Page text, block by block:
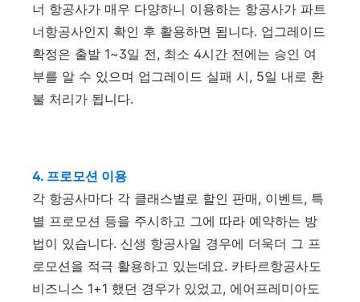
너 항공사가 매우 다양하니 이용하는 항공사가 파트
너항공사인지 확인 후 활용하면 됩니다. 업그레이드
확정은 출발 1~3일 전, 최소 4시간 전에는 승인 여
부를 알 수 있으며 업그레이드 실패 시, 5일 내로 환
불 처리가 됩니다.
4. 프로모션 이용
각 항공사마다 각 클래스별로 할인 판매, 이벤트, 특
별 프로모션 등을 주시하고 그에 따라 예약하는 방
법이 있습니다. 신생 항공사일 경우에 더욱더 그 프
로모션을 적극 활용하고 있는데요. 카타르항공사도
비즈니스 1+1 했던 경우가 있었고, 에어프레미아도